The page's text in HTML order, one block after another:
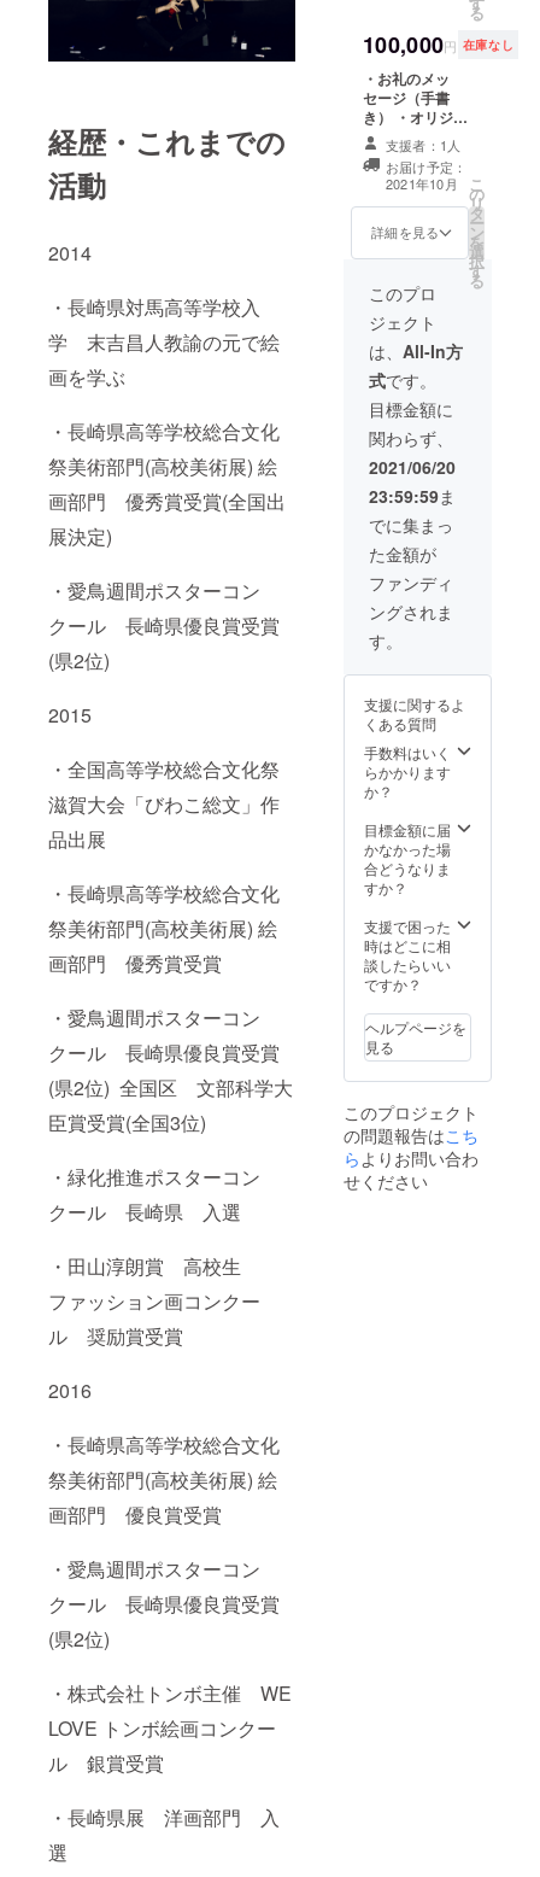
経歴・これまでの
活動
2014
・長崎県対馬高等学校入
学 末吉昌人教諭の元で絵
画を学ぶ
・長崎県高等学校総合文化
祭美術部門(高校美術展) 絵
画部門 優秀賞受賞(全国出
展決定)
・愛鳥週間ポスターコン
クール 長崎県優良賞受賞
(県2位)
2015
・全国高等学校総合文化祭
滋賀大会「びわこ総文」作
品出展
・長崎県高等学校総合文化
祭美術部門(高校美術展) 絵
画部門 優秀賞受賞
・愛鳥週間ポスターコン
クール 長崎県優良賞受賞
(県2位) 全国区 文部科学大
臣賞受賞(全国3位)
・緑化推進ポスターコン
クール 長崎県 入選
・田山淳朗賞 高校生
ファッション画コンクー
ル 奨励賞受賞
2016
・長崎県高等学校総合文化
祭美術部門(高校美術展) 絵
画部門 優良賞受賞
・愛鳥週間ポスターコン
クール 長崎県優良賞受賞
(県2位)
・株式会社トンボ主催 WE
LOVE トンボ絵画コンクー
ル 銀賞受賞
・長崎県展 洋画部門 入
選
る
100,000円 在庫なし
・お礼のメッ
セージ（手書
き） ・オリジナ
ル4点セット（ポ
ストカード2枚＋
ステッカー２種
＋Tシャツ+トー
トバッグ） ・F
6サイズ完全オー
会場映像URL ・
個展コンセプト
設定資料（５
ページミニ冊
子） ・2022年度
用オリジナル卓
上カレンダー十
二ヶ月
支援者：1人
お届け予定：
2021年10月
詳細を見る
こ
の
リ
タ
ー
ン
を
選
択
す
る
このプロ
ジェクト
は、 All-In方
式です。
目標金額に
関わらず、
2021/06/20
23:59:59ま
でに集まっ
た金額が
ファンディ
ングされま
す。
支援に関するよ
くある質問
手数料はいく
らかかります
か？
目標金額に届
かなかった場
合どうなりま
すか？
支援で困った
時はどこに相
談したらいい
ですか？
ヘルプページを
見る
このプロジェクト
の問題報告はこち
ら よりお問い合わ
せください